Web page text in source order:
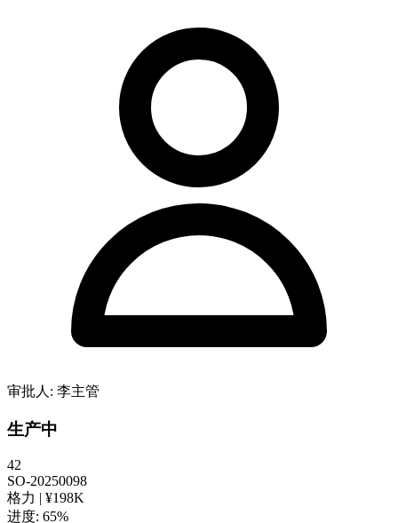
审批人: 李主管
生产中
42
SO-20250098
格力 | ¥198K
进度: 65%